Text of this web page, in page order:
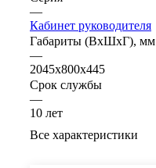
—
Кабинет руководителя
Габариты (ВхШхГ), мм
—
2045х800х445
Срок службы
—
10 лет
Все характеристики